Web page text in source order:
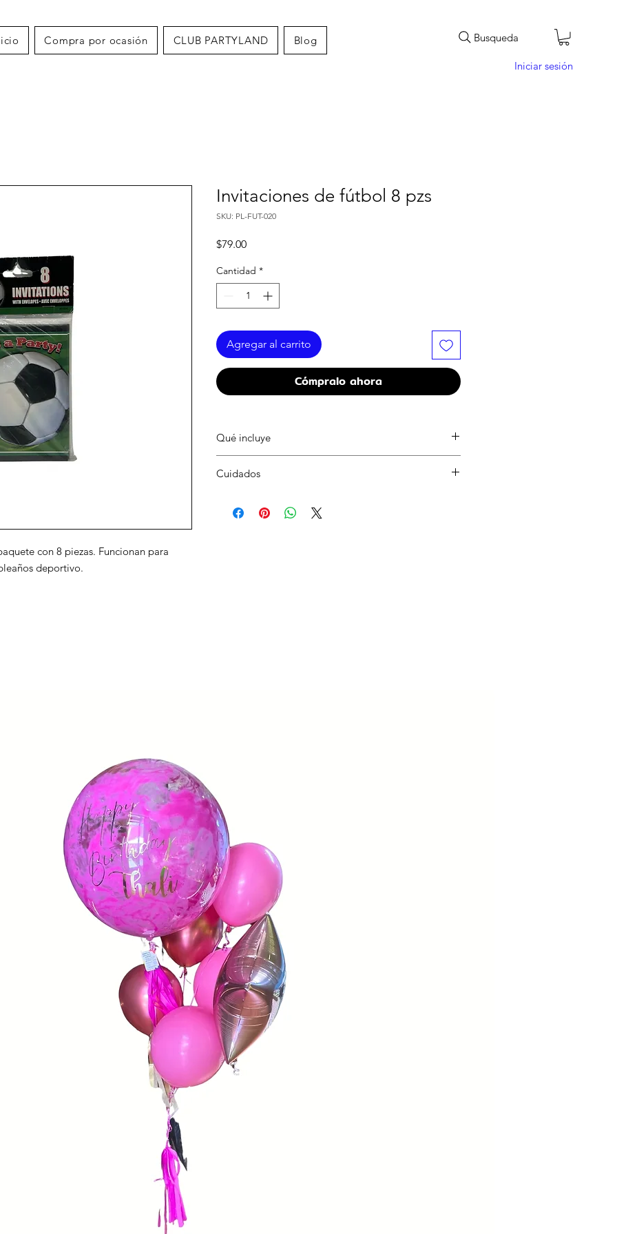
Compra por ocasión CLUB PARTYLAND Blog Busqueda
Iniciar sesión
con 8 piezas. Funcionan para
deportivo.
Invitaciones de fútbol 8 pzs
SKU: PL-FUT-020
$79.00Precio
Cantidad *
Agregar al carrito
Cómpralo ahora
Qué incluye
Cuidados
aplastar el empaque.